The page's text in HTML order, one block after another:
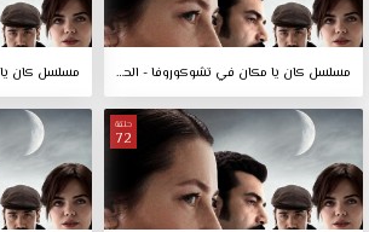
مسلسل كان يا مكان في تشوكوروفا - الحلقة 74
حلقة
72